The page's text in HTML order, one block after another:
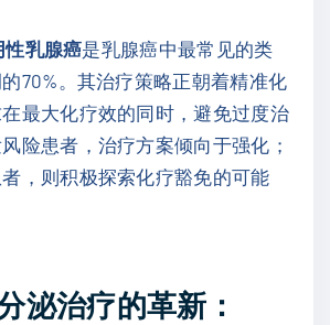
性乳腺癌是乳腺癌中最常见的类
70%。其治疗策略正朝着精准化
最大化疗效的同时，避免过度治
险患者，治疗方案倾向于强化；
，则积极探索化疗豁免的可能
泌治疗的革新：